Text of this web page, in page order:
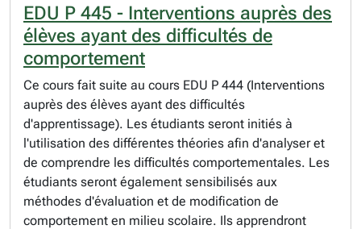
EDU P 445 - Interventions auprès des
élèves ayant des difficultés de
comportement
Ce cours fait suite au cours EDU P 444 (Interventions
auprès des élèves ayant des difficultés
d'apprentissage). Les étudiants seront initiés à
l'utilisation des différentes théories afin d'analyser et
de comprendre les difficultés comportementales. Les
étudiants seront également sensibilisés aux
méthodes d'évaluation et de modification de
comportement en milieu scolaire. Ils apprendront